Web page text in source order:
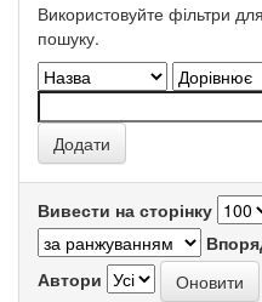
Використовуйте фільтри
пошуку.
Вивести на сторінку
Автори